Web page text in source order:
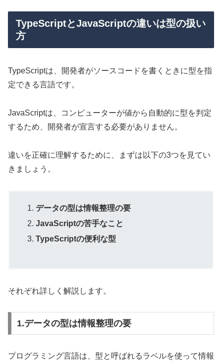
TypeScriptとJavaScriptの違いは型の扱い
方
TypeScriptは、開発者がソースコードを書くときに型を指
定できる言語です。
JavaScriptは、コンピューターが値から自動的に型を判定
するため、開発者が宣言する必要がありません。
違いを正確に理解するために、まずは以下の3つを見てい
きましょう。
データの型は情報整理の要
JavaScriptの苦手なこと
TypeScriptの便利な型
それぞれ詳しく解説します。
1.データの型は情報整理の要
プログラミング言語は、型と呼ばれるラベルを使って情報